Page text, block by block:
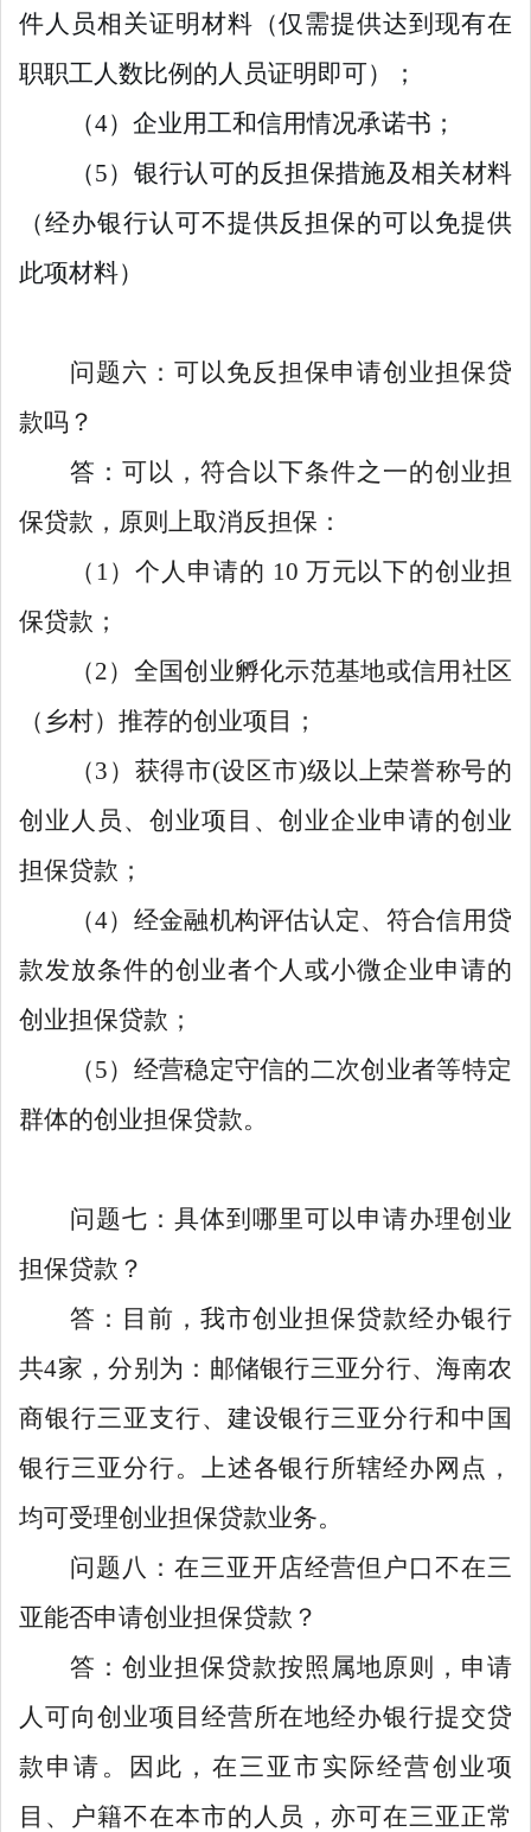
件人员相关证明材料（仅需提供达到现有在
职职工人数比例的人员证明即可）；
（4）企业用工和信用情况承诺书；
（5）银行认可的反担保措施及相关材料
（经办银行认可不提供反担保的可以免提供
此项材料）
问题六：可以免反担保申请创业担保贷
款吗？
答： 可以，符合以下条件之一的创业担
保贷款，原则上取消反担保：
（1）个人申请的 10 万元以下的创业担
保贷款；
（2）全国创业孵化示范基地或信用社区
（乡村）推荐的创业项目；
（3）获得市(设区市)级以上荣誉称号的
创业人员、创业项目、创业企业申请的创业
担保贷款；
（4）经金融机构评估认定、符合信用贷
款发放条件的创业者个人或小微企业申请的
创业担保贷款；
（5）经营稳定守信的二次创业者等特定
群体的创业担保贷款。
问题七：具体到哪里可以申请办理创业
担保贷款？
答：目前，我市创业担保贷款经办银行
共4家，分别为：邮储银行三亚分行、海南农
商银行三亚支行、建设银行三亚分行和中国
银行三亚分行。上述各银行所辖经办网点，
均可受理创业担保贷款业务。
问题八：在三亚开店经营但户口不在三
亚能否申请创业担保贷款？
答：创业担保贷款按照属地原则，申请
人可向创业项目经营所在地经办银行提交贷
款申请 。因此，在三亚市实际经营创业项
目、户籍不在本市的人员，亦可在三亚正常